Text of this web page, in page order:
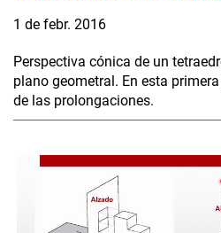
1 de febr. 2016
Perspectiva cónica de un
plano geometral. En esta
de las prolongaciones.